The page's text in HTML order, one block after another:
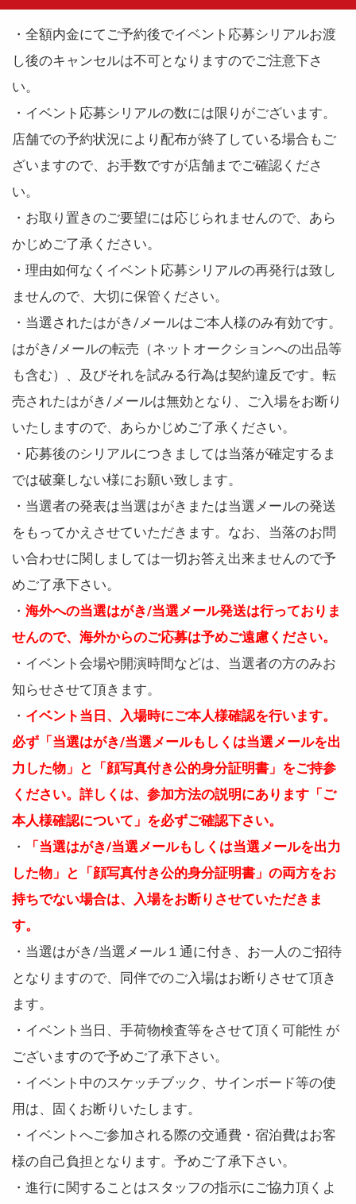
・全額内金にてご予約後でイベント応募シリアルお渡
し後のキャンセルは不可となりますのでご注意下さ
い。
・イベント応募シリアルの数には限りがございます。
店舗での予約状況により配布が終了している場合もご
ざいますので、お手数ですが店舗までご確認くださ
い。
・お取り置きのご要望には応じられませんので、あら
かじめご了承ください。
・理由如何なくイベント応募シリアルの再発行は致し
ませんので、大切に保管ください。
・当選されたはがき/メールはご本人様のみ有効です。
はがき/メールの転売（ネットオークションへの出品等
も含む）、及びそれを試みる行為は契約違反です。転
売されたはがき/メールは無効となり、ご入場をお断り
いたしますので、あらかじめご了承ください。
・応募後のシリアルにつきましては当落が確定するま
では破棄しない様にお願い致します。
・当選者の発表は当選はがきまたは当選メールの発送
をもってかえさせていただきます。なお、当落のお問
い合わせに関しましては一切お答え出来ませんので予
めご了承下さい。
・ 海外への当選はがき/当選メール発送は行っておりま
せんので、海外からのご応募は予めご遠慮ください。
・イベント会場や開演時間などは、当選者の方のみお
知らせさせて頂きます。
・ イベント当日、入場時にご本人様確認を行います。
必ず「当選はがき/当選メールもしくは当選メールを出
力した物」と「顔写真付き公的身分証明書」をご持参
ください。詳しくは、参加方法の説明にあります「ご
本人様確認について」を必ずご確認下さい。
・
「当選はがき/当選メールもしくは当選メールを出力
した物」と「顔写真付き公的身分証明書」の両方をお
持ちでない場合は、入場をお断りさせていただきま
す。
・当選はがき/当選メール１通に付き、お一人のご招待
となりますので、同伴でのご入場はお断りさせて頂き
ます。
・イベント当日、手荷物検査等をさせて頂く可能性 が
ございますので予めご了承下さい。
・イベント中のスケッチブック、サインボード等の使
用は、固くお断りいたします。
・イベントへご参加される際の交通費・宿泊費はお客
様の自己負担となります。予めご了承下さい。
・進行に関することはスタッフの指示にご協力頂くよ